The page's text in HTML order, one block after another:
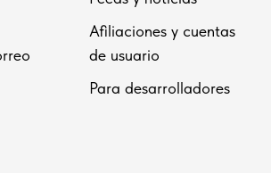
Afiliaciones y cuentas
de usuario
Para desarrolladores